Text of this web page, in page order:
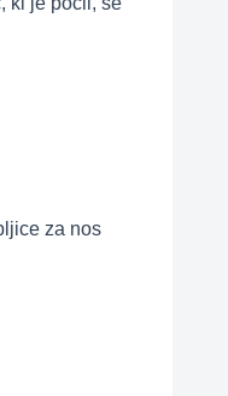
za nos